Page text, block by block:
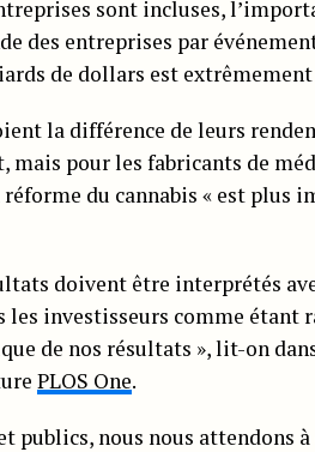
sont incluses,
des entreprises par
de dollars est
la différence de leurs
mais pour les fabricants de
du cannabis « est plus
doivent être interprétés
investisseurs comme étant
de nos résultats », lit-on
PLOS One.
publics, nous nous attendons à